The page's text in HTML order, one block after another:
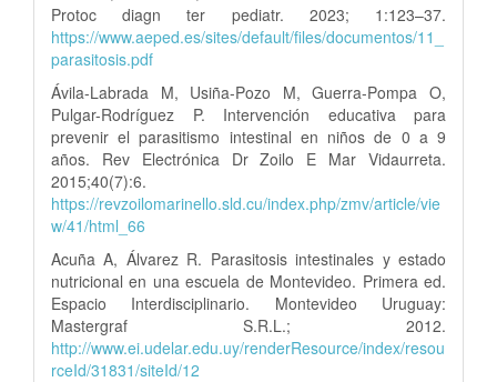
Protoc diagn ter pediatr. 2023; 1:123–37.
https://www.aeped.es/sites/default/files/documentos/11_
parasitosis.pdf
Ávila-Labrada M, Usiña-Pozo M, Guerra-Pompa O,
Pulgar-Rodríguez P. Intervención educativa para
prevenir el parasitismo intestinal en niños de 0 a 9
años. Rev Electrónica Dr Zoilo E Mar Vidaurreta.
2015;40(7):6.
https://revzoilomarinello.sld.cu/index.php/zmv/article/vie
w/41/html_66
Acuña A, Álvarez R. Parasitosis intestinales y estado
nutricional en una escuela de Montevideo. Primera ed.
Espacio Interdisciplinario. Montevideo Uruguay:
Mastergraf S.R.L.; 2012.
http://www.ei.udelar.edu.uy/renderResource/index/resou
rceId/31831/siteId/12